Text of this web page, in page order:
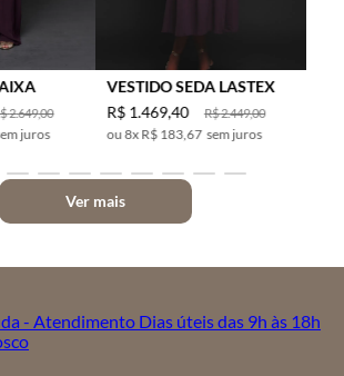
2.649,00
juros
VESTIDO SEDA LASTEX
R$2.449,00
R$ 1.469,40
8x R$ 183,67 sem juros
Ver mais
- Atendimento Dias úteis das 9h às 18h